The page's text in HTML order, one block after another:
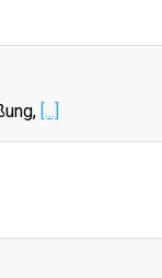
[...]